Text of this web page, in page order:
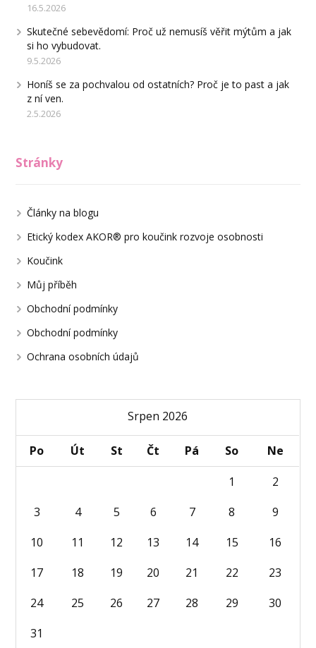
16.5.2026
Skutečné sebevědomí: Proč už nemusíš věřit mýtům a jak
si ho vybudovat.
9.5.2026
Honíš se za pochvalou od ostatních? Proč je to past a jak
z ní ven.
2.5.2026
Stránky
Články na blogu
Etický kodex AKOR® pro koučink rozvoje osobnosti
Koučink
Můj příběh
Obchodní podmínky
Obchodní podmínky
Ochrana osobních údajů
Srpen 2026
Po Út St Čt Pá So
Ne
1
2
3
4 5 6 7 8
9
10
11 12 13 14 15
16
17
18 19 20 21 22
23
24
25 26 27 28 29
30
31